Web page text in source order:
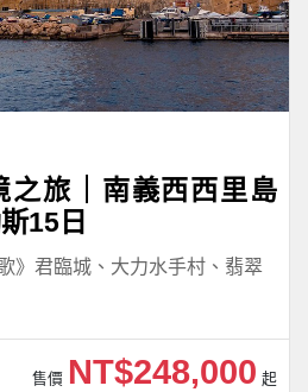
之旅｜南義西西里島
15日
》君臨城、大力水手村、翡翠
售價 NT$248,000 起